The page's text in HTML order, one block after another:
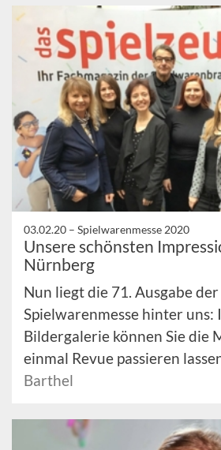
03.02.20 – Spielwarenmesse 2020
Unsere schönsten
Nürnberg
Nun liegt die 71. Ausgabe der
Spielwarenmesse hinter uns:
Bildergalerie können Sie die
einmal Revue passieren
Barthel